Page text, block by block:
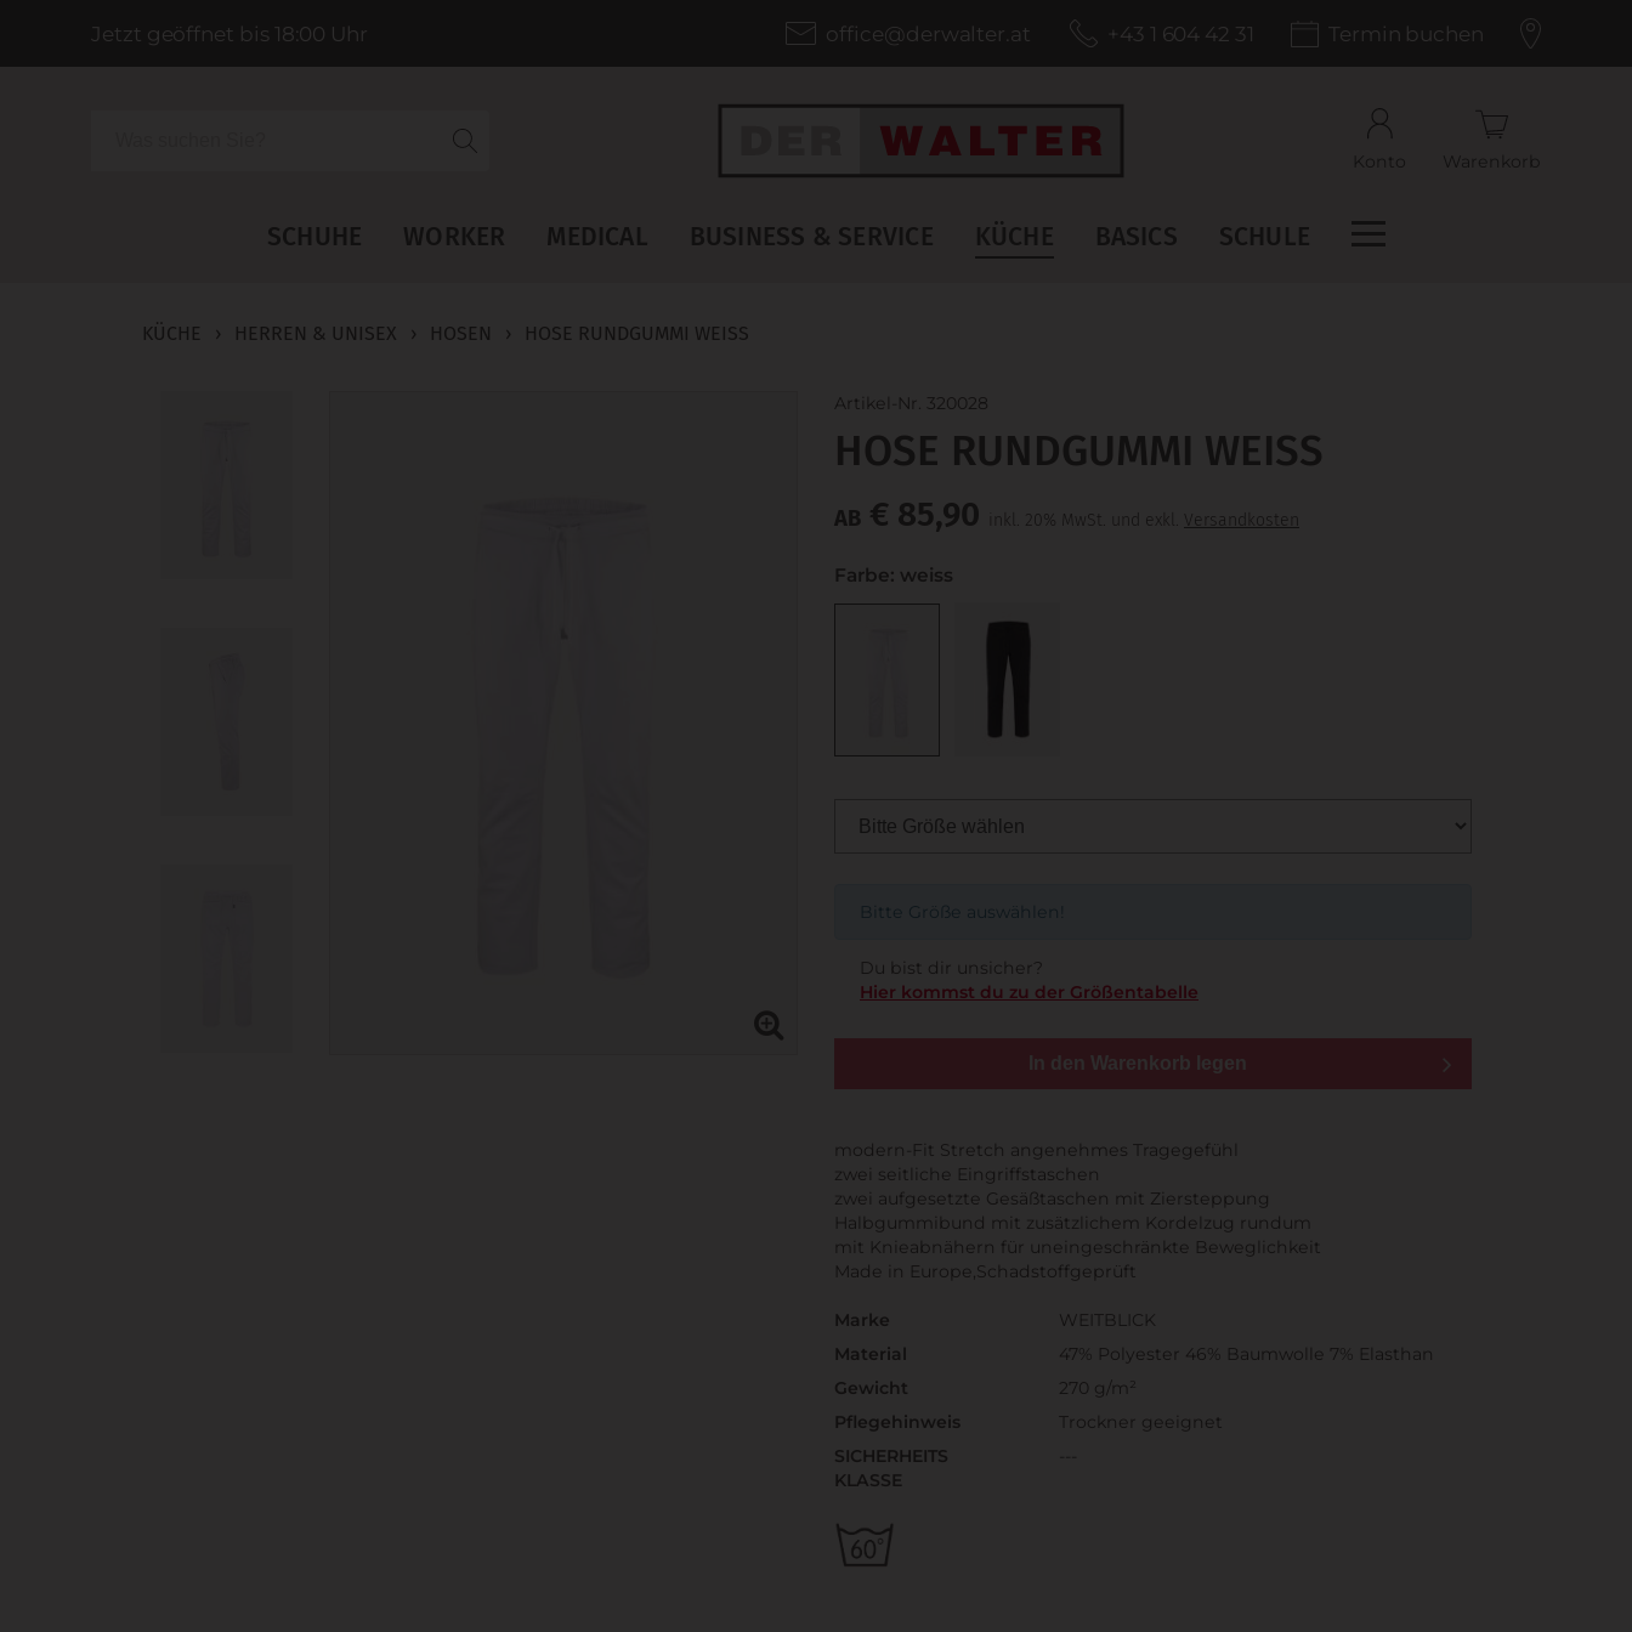
Jetzt geöffnet bis 18:00 Uhr office@derwalter.at +43 1 604 42 31 Termin buchen
Konto
Warenkorb
SCHUHE WORKER MEDICAL BUSINESS & SERVICE KÜCHE BASICS SCHULE
KÜCHE › HERREN & UNISEX › HOSEN › HOSE RUNDGUMMI WEISS
Artikel-Nr. 320028
HOSE RUNDGUMMI WEISS
AB € 85,90 inkl. 20% MwSt. und exkl. Versandkosten
Farbe: weiss
Bitte Größe auswählen!
Du bist dir unsicher?
Hier kommst du zu der Größentabelle
In den Warenkorb legen
modern-Fit Stretch angenehmes Tragegefühl
zwei seitliche Eingriffstaschen
zwei aufgesetzte Gesäßtaschen mit Ziersteppung
Halbgummibund mit zusätzlichem Kordelzug rundum
mit Knieabnähern für uneingeschränkte Beweglichkeit
Made in Europe,Schadstoffgeprüft
Marke
WEITBLICK
Material
47% Polyester 46% Baumwolle 7% Elasthan
Gewicht
270 g/m²
Pflegehinweis
Trockner geeignet
SICHERHEITS
KLASSE